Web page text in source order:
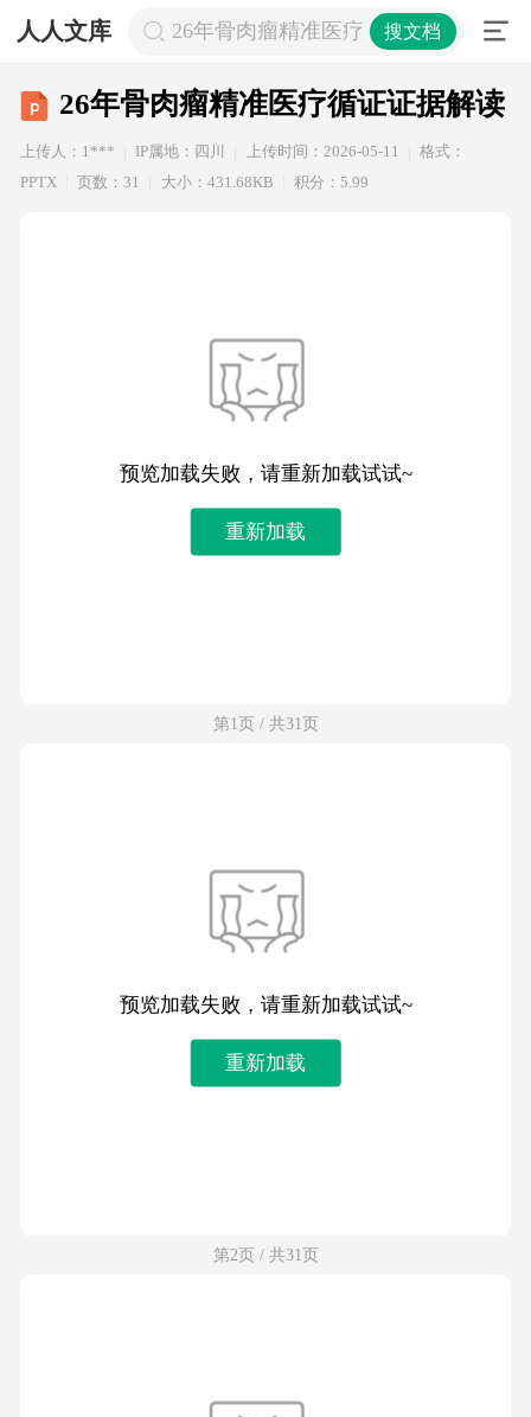
人人文库 26年骨肉瘤精准医疗循证证据解读
搜文档
26年骨肉瘤精准医疗循证证据解读
上传人：1*** IP属地：四川 上传时间：2026-05-11
格式：
PPTX
页数：31 大小：431.68KB 积分：5.99
预览加载失败，请重新加载试试~
重新加载
第1页 / 共31页
预览加载失败，请重新加载试试~
重新加载
第2页 / 共31页